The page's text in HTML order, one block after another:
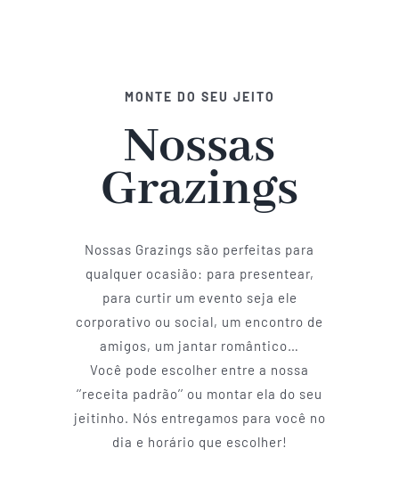
MONTE DO SEU JEITO
Nossas
Grazings
Nossas Grazings são perfeitas para
qualquer ocasião: para presentear,
para curtir um evento seja ele
corporativo ou social, um encontro de
amigos, um jantar romântico…
Você pode escolher entre a nossa
‘’receita padrão’’ ou montar ela do seu
jeitinho. Nós entregamos para você no
dia e horário que escolher!